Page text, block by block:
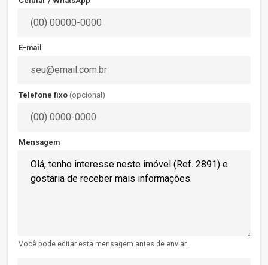
E-mail
Telefone fixo (opcional)
Mensagem
Você pode editar esta mensagem antes de enviar.